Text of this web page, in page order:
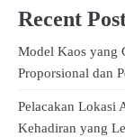
Recent
Model Kaos yang
Proporsional dan
Pelacakan Lokasi
Kehadiran yang